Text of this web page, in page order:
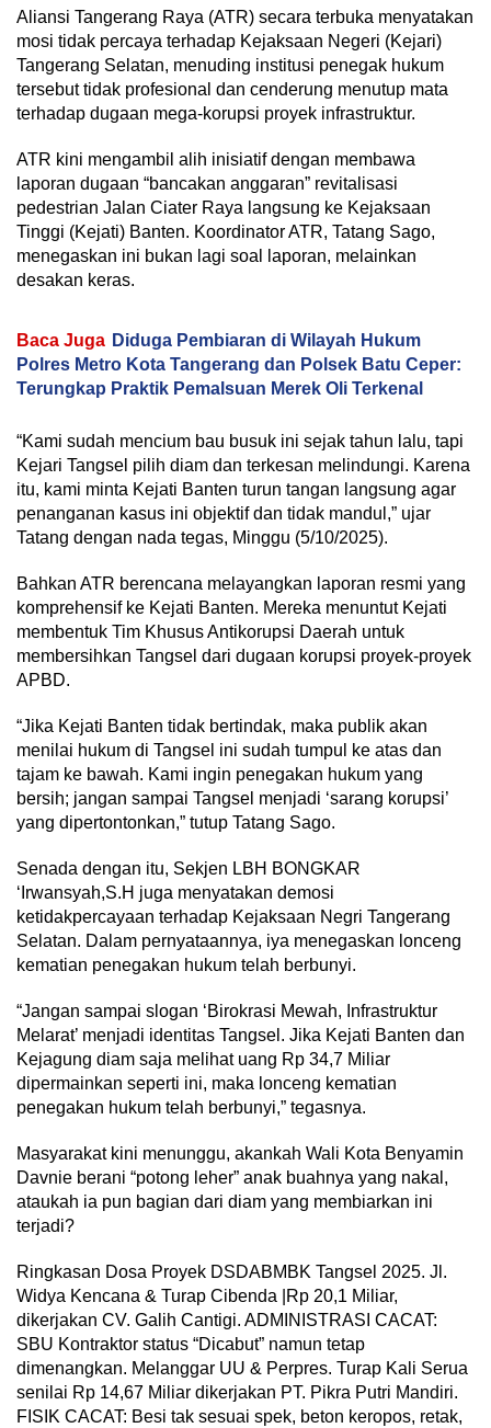
Aliansi Tangerang Raya (ATR) secara terbuka menyatakan
mosi tidak percaya terhadap Kejaksaan Negeri (Kejari)
Tangerang Selatan, menuding institusi penegak hukum
tersebut tidak profesional dan cenderung menutup mata
terhadap dugaan mega-korupsi proyek infrastruktur.
ATR kini mengambil alih inisiatif dengan membawa
laporan dugaan “bancakan anggaran” revitalisasi
pedestrian Jalan Ciater Raya langsung ke Kejaksaan
Tinggi (Kejati) Banten. Koordinator ATR, Tatang Sago,
menegaskan ini bukan lagi soal laporan, melainkan
desakan keras.
Baca Juga Diduga Pembiaran di Wilayah Hukum
Polres Metro Kota Tangerang dan Polsek Batu Ceper:
Terungkap Praktik Pemalsuan Merek Oli Terkenal
“Kami sudah mencium bau busuk ini sejak tahun lalu, tapi
Kejari Tangsel pilih diam dan terkesan melindungi. Karena
itu, kami minta Kejati Banten turun tangan langsung agar
penanganan kasus ini objektif dan tidak mandul,” ujar
Tatang dengan nada tegas, Minggu (5/10/2025).
Bahkan ATR berencana melayangkan laporan resmi yang
komprehensif ke Kejati Banten. Mereka menuntut Kejati
membentuk Tim Khusus Antikorupsi Daerah untuk
membersihkan Tangsel dari dugaan korupsi proyek-proyek
APBD.
“Jika Kejati Banten tidak bertindak, maka publik akan
menilai hukum di Tangsel ini sudah tumpul ke atas dan
tajam ke bawah. Kami ingin penegakan hukum yang
bersih; jangan sampai Tangsel menjadi ‘sarang korupsi’
yang dipertontonkan,” tutup Tatang Sago.
Senada dengan itu, Sekjen LBH BONGKAR
‘Irwansyah,S.H juga menyatakan demosi
ketidakpercayaan terhadap Kejaksaan Negri Tangerang
Selatan. Dalam pernyataannya, iya menegaskan lonceng
kematian penegakan hukum telah berbunyi.
“Jangan sampai slogan ‘Birokrasi Mewah, Infrastruktur
Melarat’ menjadi identitas Tangsel. Jika Kejati Banten dan
Kejagung diam saja melihat uang Rp 34,7 Miliar
dipermainkan seperti ini, maka lonceng kematian
penegakan hukum telah berbunyi,” tegasnya.
Masyarakat kini menunggu, akankah Wali Kota Benyamin
Davnie berani “potong leher” anak buahnya yang nakal,
ataukah ia pun bagian dari diam yang membiarkan ini
terjadi?
Ringkasan Dosa Proyek DSDABMBK Tangsel 2025. Jl.
Widya Kencana & Turap Cibenda |Rp 20,1 Miliar,
dikerjakan CV. Galih Cantigi. ADMINISTRASI CACAT:
SBU Kontraktor status “Dicabut” namun tetap
dimenangkan. Melanggar UU & Perpres. Turap Kali Serua
senilai Rp 14,67 Miliar dikerjakan PT. Pikra Putri Mandiri.
FISIK CACAT: Besi tak sesuai spek, beton keropos, retak,